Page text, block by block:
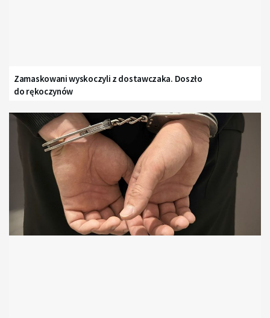
Zamaskowani wyskoczyli z dostawczaka. Doszło
do rękoczynów